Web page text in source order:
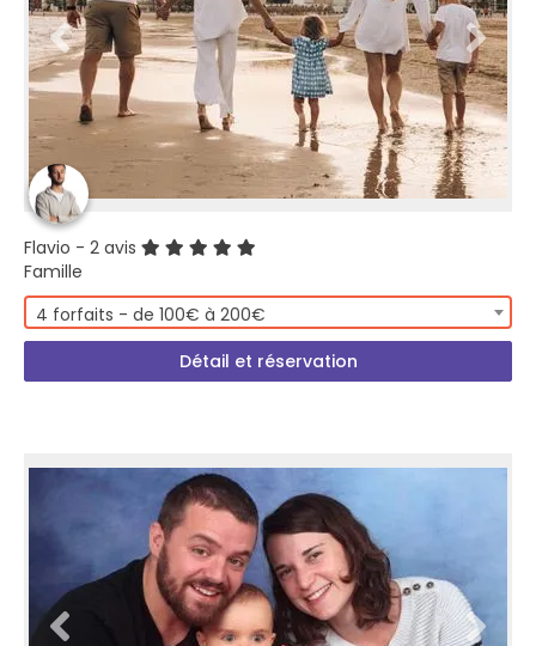
Flavio - 2 avis
Famille
4 forfaits - de 100€ à 200€
Détail et réservation